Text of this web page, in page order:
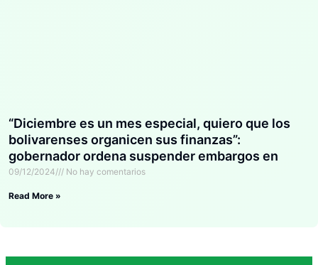
“Diciembre es un mes especial, quiero que los
bolivarenses organicen sus finanzas”:
gobernador ordena suspender embargos en
Bolívar
09/12/2024 No hay comentarios
Read More »